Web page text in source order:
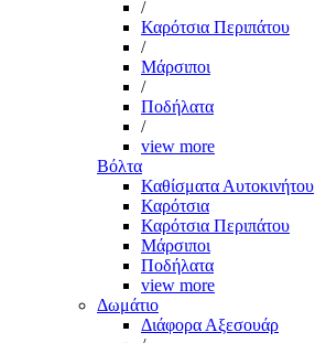
/
Καρότσια Περιπάτου
/
Μάρσιποι
/
Ποδήλατα
/
view more
Βόλτα
Καθίσματα Αυτοκινήτου
Καρότσια
Καρότσια Περιπάτου
Μάρσιποι
Ποδήλατα
view more
Δωμάτιο
Διάφορα Αξεσουάρ